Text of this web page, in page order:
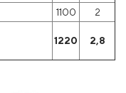
1100
2
1220
2,8